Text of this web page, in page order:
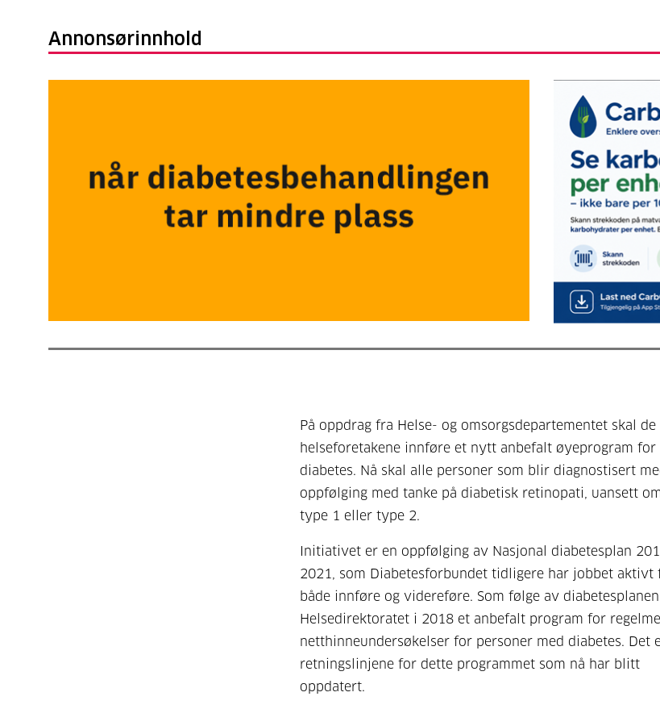
Annonsørinnhold
På oppdrag fra Helse- og omsorgsdepartementet skal
helseforetakene innføre et nytt anbefalt øyeprogram for
diabetes. Nå skal alle personer som blir diagnostisert
oppfølging med tanke på diabetisk retinopati, uansett
type 1 eller type 2.
Initiativet er en oppfølging av Nasjonal diabetesplan
2021, som Diabetesforbundet tidligere har jobbet aktivt
både innføre og videreføre. Som følge av
Helsedirektoratet i 2018 et anbefalt program for
netthinneundersøkelser for personer med diabetes. Det
retningslinjene for dette programmet som nå har blitt
oppdatert.